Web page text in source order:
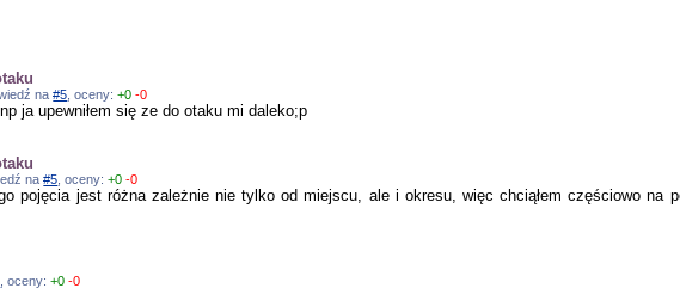
na#5 , oceny:+0 -0
ja upewniłem się ze do otaku mi daleko;p
na#5 , oceny:+0 -0
pojęcia jest różna zależnie nie tylko od miejscu, ale i okresu, więc chciąłem częściowo na
, oceny:+0 -0